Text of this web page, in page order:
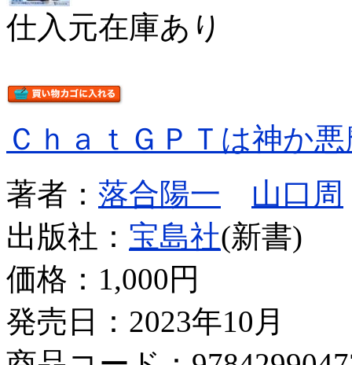
仕入元在庫あり
ＣｈａｔＧＰＴは神か
著者： 落合陽一
山口周
出版社： 宝島社(新書)
価格： 1,000円
発売日：2023年10月